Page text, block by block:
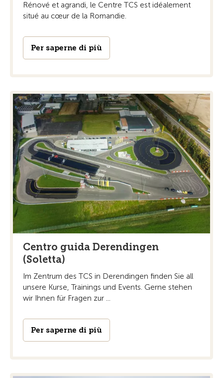
Rénové et agrandi, le Centre TCS est idéalement
situé au cœur de la Romandie.
Per saperne di più
Centro guida Derendingen
(Soletta)
Im Zentrum des TCS in Derendingen finden Sie all
unsere Kurse, Trainings und Events. Gerne stehen
wir Ihnen für Fragen zur ...
Per saperne di più